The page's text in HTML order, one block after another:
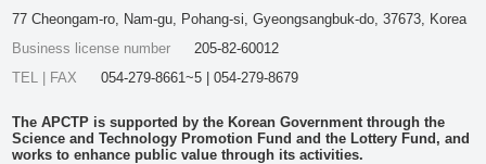
77 Cheongam-ro, Nam-gu, Pohang-si, Gyeongsangbuk-do, 37673, Korea
Business license number
205-82-60012
TEL | FAX
054-279-8661~5 | 054-279-8679
The APCTP is supported by the Korean Government through the
Science and Technology Promotion Fund and the Lottery Fund, and
works to enhance public value through its activities.